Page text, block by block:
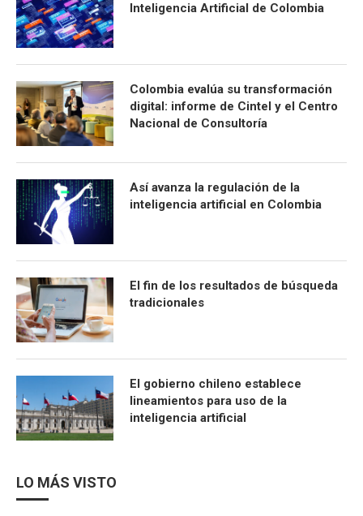
Inteligencia Artificial de Colombia
Colombia evalúa su transformación
digital: informe de Cintel y el Centro
Nacional de Consultoría
Así avanza la regulación de la
inteligencia artificial en Colombia
El fin de los resultados de búsqueda
tradicionales
El gobierno chileno establece
lineamientos para uso de la
inteligencia artificial
LO MÁS VISTO